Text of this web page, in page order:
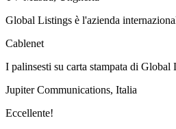
Global Listings è l'azienda
Cablenet
I palinsesti su carta stampata di
Jupiter Communications, Italia
Eccellente!